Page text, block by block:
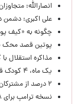
انصارالله:
علی اکبری: دشمن
چگونه به «کیف
پوتین قصد محک
مذاکره استقلال با
یک ماه، ۴ کودک قربانی حمله سگ‌ها در سنندج / چرا حوادث تکرار می‌شود؟
۲ درصد از مشترکان ۱۰ درصد برق خانگی را مصرف می‌کنند!
نسخه ترامپ برای ۲۰۲۸؛ حمایت محرمانه از نامزدی جی‌دی ونس